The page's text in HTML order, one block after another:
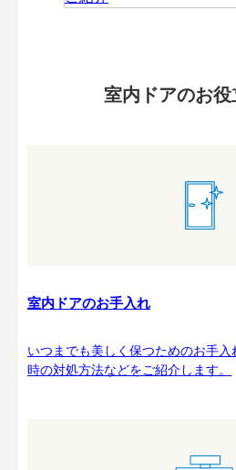
室内ドアのお
室内ドアのお手入れ
いつまでも美しく保つためのお手
時の対処方法などをご紹介します。